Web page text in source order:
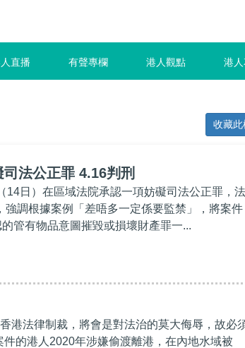
直播 有聲專欄 港人觀點 港
收藏此
司法公正罪 4.16判刑
14日）在區域法院承認一項妨礙司法公正罪，法
調根據案例「差唔多一定係要監禁」，將案件
管有物品意圖摧毀或損壞財產罪一...
港法律制裁，將會是對法治的莫大侮辱，故必
件的港人2020年涉嫌偷渡離港，在內地水域被